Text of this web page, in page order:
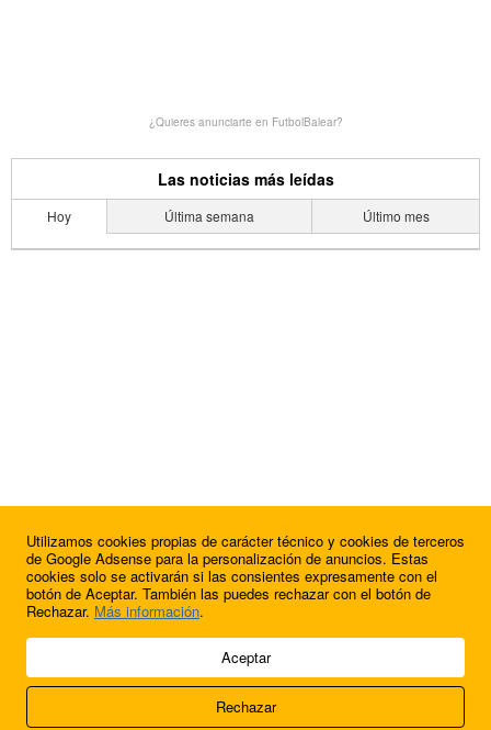
¿Quieres anunciarte en FutbolBalear?
Las noticias más leídas
Hoy Última semana Último mes
© 2009 - 2026 Soluciones Corporativas IP, SL.
Acerca de nosotros
Utilizamos cookies propias de carácter técnico y cookies de terceros
de Google Adsense para la personalización de anuncios. Estas
cookies solo se activarán si las consientes expresamente con el
botón de Aceptar. También las puedes rechazar con el botón de
Rechazar. Más información.
Aceptar
Rechazar